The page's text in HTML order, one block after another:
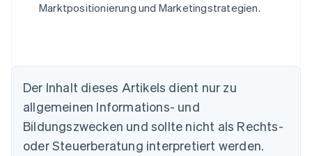
Marktpositionierung und Marketingstrategien.
Der Inhalt dieses Artikels dient nur zu
allgemeinen Informations- und
Bildungszwecken und sollte nicht als Rechts-
oder Steuerberatung interpretiert werden.
Australien
English